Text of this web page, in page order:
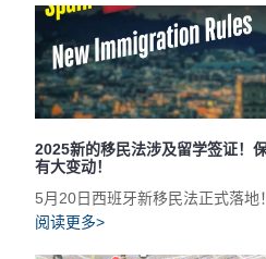
2025新的移民法涉及留学签证！
有大变动！
5月20日西班牙新移民法正式落地！
阅读更多>